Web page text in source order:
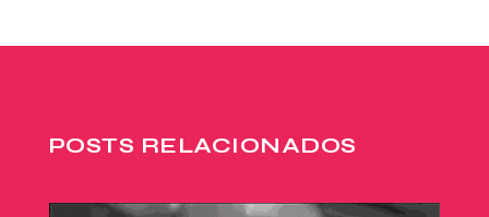
POSTS RELACIONADOS